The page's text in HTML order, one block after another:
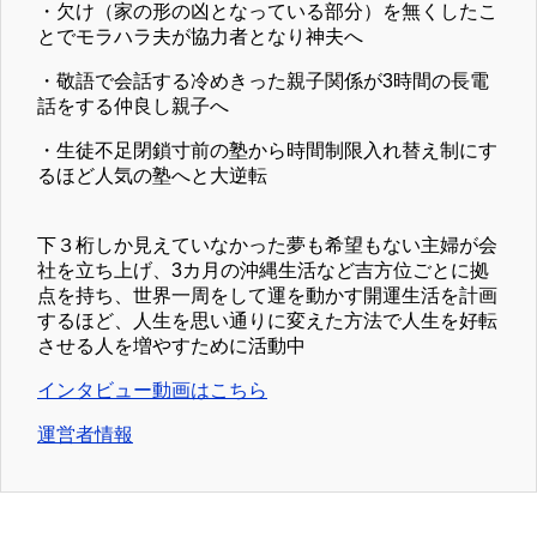
・欠け（家の形の凶となっている部分）を無くしたこ
とでモラハラ夫が協力者となり神夫へ
・敬語で会話する冷めきった親子関係が3時間の長電
話をする仲良し親子へ
・生徒不足閉鎖寸前の塾から時間制限入れ替え制にす
るほど人気の塾へと大逆転
下３桁しか見えていなかった夢も希望もない主婦が会
社を立ち上げ、3カ月の沖縄生活など吉方位ごとに拠
点を持ち、世界一周をして運を動かす開運生活を計画
するほど、人生を思い通りに変えた方法で人生を好転
させる人を増やすために活動中
インタビュー動画はこちら
運営者情報